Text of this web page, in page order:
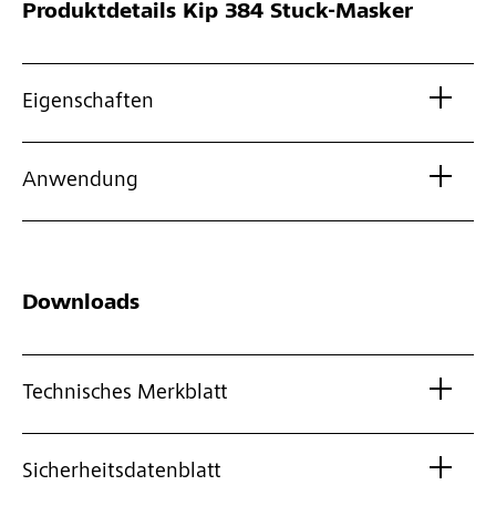
Produktdetails Kip 384 Stuck-Masker
Eigenschaften
Anwendung
Downloads
Technisches Merkblatt
Sicherheitsdatenblatt